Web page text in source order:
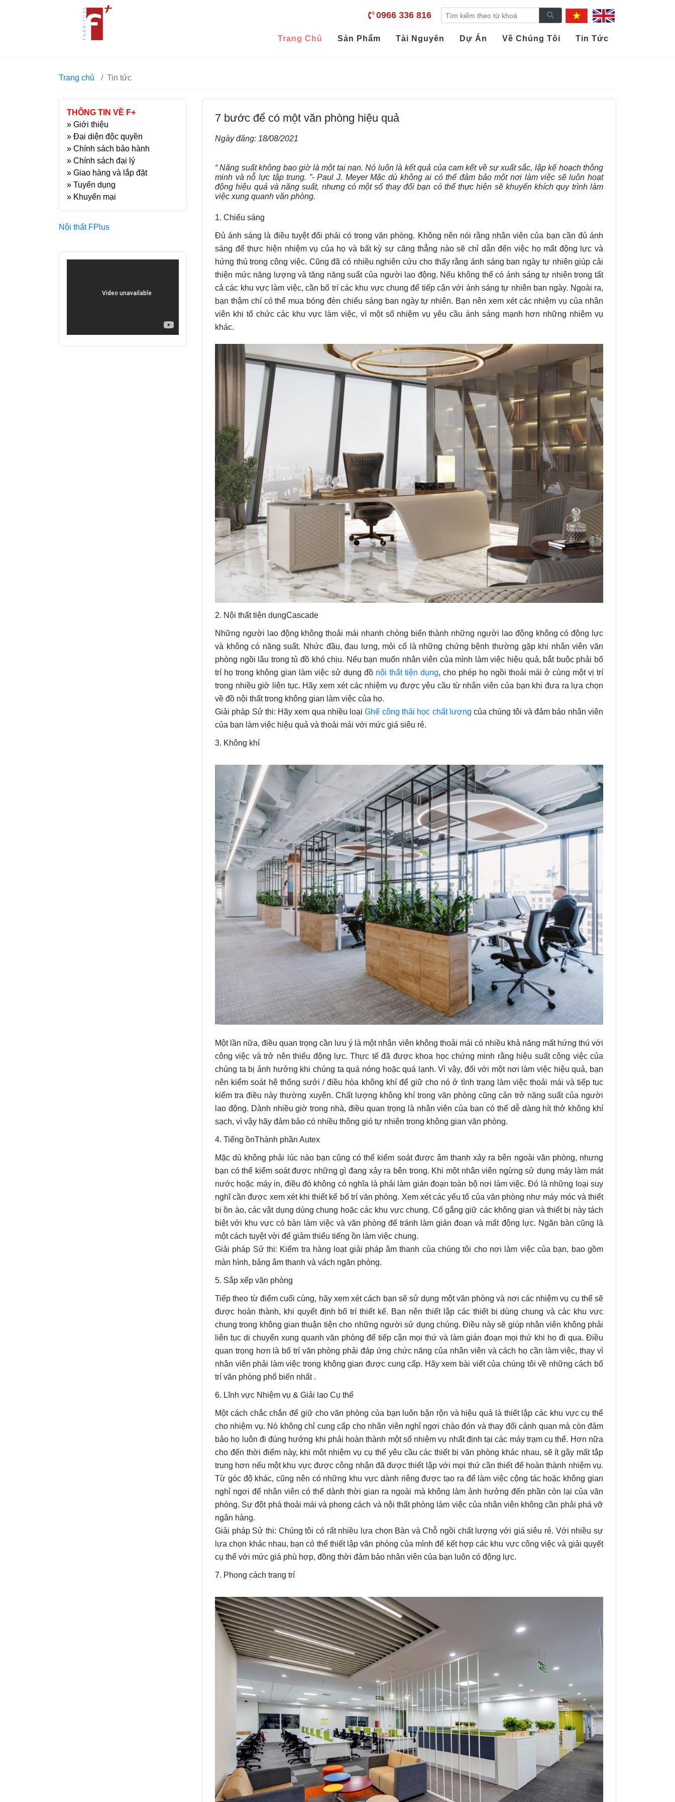
0966 336 816
Trang Chủ Sản Phẩm Tài Nguyên Dự Án Về Chúng Tôi Tin Tức
Trang chủ Tin tức
THÔNG TIN VỀ F+
» Giới thiệu
» Đại diện độc quyền
» Chính sách bảo hành
» Chính sách đại lý
» Giao hàng và lắp đặt
» Tuyển dụng
» Khuyến mại
Nội thất FPlus
7 bước để có một văn phòng hiệu quả
Ngày đăng: 18/08/2021
“ Năng suất không bao giờ là một tai nạn. Nó luôn là kết quả của cam kết về sự xuất sắc, lập kế hoạch thông
minh và nỗ lực tập trung. ”- Paul J. Meyer Mặc dù không ai có thể đảm bảo một nơi làm việc sẽ luôn hoạt
động hiệu quả và năng suất, nhưng có một số thay đổi bạn có thể thực hiện sẽ khuyến khích quy trình làm
việc xung quanh văn phòng.
1. Chiếu sáng
Đủ ánh sáng là điều tuyệt đối phải có trong văn phòng. Không nên nói rằng nhân viên của bạn cần đủ ánh
sáng để thực hiện nhiệm vụ của họ và bất kỳ sự căng thẳng nào sẽ chỉ dẫn đến việc họ mất động lực và
hứng thú trong công việc. Cũng đã có nhiều nghiên cứu cho thấy rằng ánh sáng ban ngày tự nhiên giúp cải
thiện mức năng lượng và tăng năng suất của người lao động. Nếu không thể có ánh sáng tự nhiên trong tất
cả các khu vực làm việc, cần bố trí các khu vực chung để tiếp cận với ánh sáng tự nhiên ban ngày. Ngoài ra,
bạn thậm chí có thể mua bóng đèn chiếu sáng ban ngày tự nhiên. Bạn nên xem xét các nhiệm vụ của nhân
viên khi tổ chức các khu vực làm việc, vì một số nhiệm vụ yêu cầu ánh sáng mạnh hơn những nhiệm vụ
khác.
2. Nội thất tiện dụngCascade
Những người lao động không thoải mái nhanh chóng biến thành những người lao động không có động lực
và không có năng suất. Nhức đầu, đau lưng, mỏi cổ là những chứng bệnh thường gặp khi nhân viên văn
phòng ngồi lâu trong tủ đồ khó chịu. Nếu bạn muốn nhân viên của mình làm việc hiệu quả, bắt buộc phải bố
trí họ trong không gian làm việc sử dụng đồ nội thất tiện dụng, cho phép họ ngồi thoải mái ở cùng một vị trí
trong nhiều giờ liên tục. Hãy xem xét các nhiệm vụ được yêu cầu từ nhân viên của bạn khi đưa ra lựa chọn
về đồ nội thất trong không gian làm việc của họ.
Giải pháp Sử thi: Hãy xem qua nhiều loạiGhế công thái học chất lượng của chúng tôi và đảm bảo nhân viên
của bạn làm việc hiệu quả và thoải mái với mức giá siêu rẻ.
3. Không khí
Một lần nữa, điều quan trọng cần lưu ý là một nhân viên không thoải mái có nhiều khả năng mất hứng thú với
công việc và trở nên thiếu động lực. Thực tế đã được khoa học chứng minh rằng hiệu suất công việc của
chúng ta bị ảnh hưởng khi chúng ta quá nóng hoặc quá lạnh. Vì vậy, đối với một nơi làm việc hiệu quả, bạn
nên kiểm soát hệ thống sưởi / điều hòa không khí để giữ cho nó ở tình trạng làm việc thoải mái và tiếp tục
kiểm tra điều này thường xuyên. Chất lượng không khí trong văn phòng cũng cản trở năng suất của người
lao động. Dành nhiều giờ trong nhà, điều quan trọng là nhân viên của bạn có thể dễ dàng hít thở không khí
sạch, vì vậy hãy đảm bảo có nhiều thông gió tự nhiên trong không gian văn phòng.
4. Tiếng ồnThành phần Autex
Mặc dù không phải lúc nào bạn cũng có thể kiểm soát được âm thanh xảy ra bên ngoài văn phòng, nhưng
bạn có thể kiểm soát được những gì đang xảy ra bên trong. Khi một nhân viên ngừng sử dụng máy làm mát
nước hoặc máy in, điều đó không có nghĩa là phải làm gián đoạn toàn bộ nơi làm việc. Đó là những loại suy
nghĩ cần được xem xét khi thiết kế bố trí văn phòng. Xem xét các yếu tố của văn phòng như máy móc và thiết
bị ồn ào, các vật dụng dùng chung hoặc các khu vực chung. Cố gắng giữ các không gian và thiết bị này tách
biệt với khu vực có bàn làm việc và văn phòng để tránh làm gián đoạn và mất động lực. Ngăn bàn cũng là
một cách tuyệt vời để giảm thiểu tiếng ồn làm việc chung.
Giải pháp Sử thi: Kiểm tra hàng loạt giải pháp âm thanh của chúng tôi cho nơi làm việc của bạn, bao gồm
màn hình, bảng âm thanh và vách ngăn phòng.
5. Sắp xếp văn phòng
Tiếp theo từ điểm cuối cùng, hãy xem xét cách bạn sẽ sử dụng một văn phòng và nơi các nhiệm vụ cụ thể sẽ
được hoàn thành, khi quyết định bố trí thiết kế. Bạn nên thiết lập các thiết bị dùng chung và các khu vực
chung trong không gian thuận tiện cho những người sử dụng chúng. Điều này sẽ giúp nhân viên không phải
liên tục di chuyển xung quanh văn phòng để tiếp cận mọi thứ và làm gián đoạn mọi thứ khi họ đi qua. Điều
quan trọng hơn là bố trí văn phòng phải đáp ứng chức năng của nhân viên và cách họ cần làm việc, thay vì
nhân viên phải làm việc trong không gian được cung cấp. Hãy xem bài viết của chúng tôi về những cách bố
trí văn phòng phổ biến nhất .
6. Lĩnh vực Nhiệm vụ & Giải lao Cụ thể
Một cách chắc chắn để giữ cho văn phòng của bạn luôn bận rộn và hiệu quả là thiết lập các khu vực cụ thể
cho nhiệm vụ. Nó không chỉ cung cấp cho nhân viên nghỉ ngơi chào đón và thay đổi cảnh quan mà còn đảm
bảo họ luôn đi đúng hướng khi phải hoàn thành một số nhiệm vụ nhất định tại các máy trạm cụ thể. Hơn nữa
cho đến thời điểm này, khi một nhiệm vụ cụ thể yêu cầu các thiết bị văn phòng khác nhau, sẽ ít gây mất tập
trung hơn nếu một khu vực được công nhận đã được thiết lập với mọi thứ cần thiết để hoàn thành nhiệm vụ.
Từ góc độ khác, cũng nên có những khu vực dành riêng được tạo ra để làm việc cộng tác hoặc không gian
nghỉ ngơi để nhân viên có thể dành thời gian ra ngoài mà không làm ảnh hưởng đến phần còn lại của văn
phòng. Sự đột phá thoải mái và phong cách và nội thất phòng làm việc của nhân viên không cần phải phá vỡ
ngân hàng.
Giải pháp Sử thi: Chúng tôi có rất nhiều lựa chọn Bàn và Chỗ ngồi chất lượng với giá siêu rẻ. Với nhiều sự
lựa chọn khác nhau, bạn có thể thiết lập văn phòng của mình để kết hợp các khu vực công việc và giải quyết
cụ thể với mức giá phù hợp, đồng thời đảm bảo nhân viên của bạn luôn có động lực.
7. Phong cách trang trí